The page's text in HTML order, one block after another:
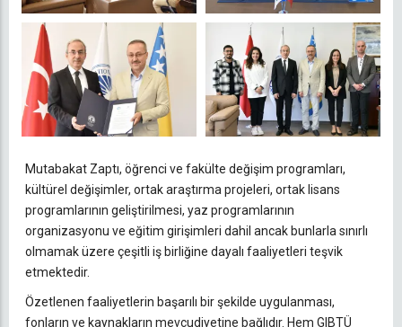
Mutabakat Zaptı, öğrenci ve fakülte değişim programları,
kültürel değişimler, ortak araştırma projeleri, ortak lisans
programlarının geliştirilmesi, yaz programlarının
organizasyonu ve eğitim girişimleri dahil ancak bunlarla sınırlı
olmamak üzere çeşitli iş birliğine dayalı faaliyetleri teşvik
etmektedir.
Özetlenen faaliyetlerin başarılı bir şekilde uygulanması,
fonların ve kaynakların mevcudiyetine bağlıdır. Hem GIBTÜ